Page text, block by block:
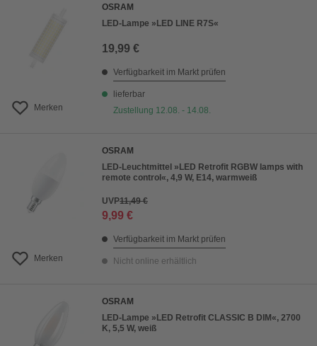
Merken
OSRAM
LED-Lampe »LED LINE R7S«
19,99 €
Verfügbarkeit im Markt prüfen
lieferbar
Zustellung 12.08. - 14.08.
Merken
OSRAM
LED-Leuchtmittel »LED Retrofit RGBW lamps with
remote control«, 4,9 W, E14, warmweiß
UVP11,49 €
9,99 €
Verfügbarkeit im Markt prüfen
Nicht online erhältlich
OSRAM
LED-Lampe »LED Retrofit CLASSIC B DIM«, 2700
K, 5,5 W, weiß